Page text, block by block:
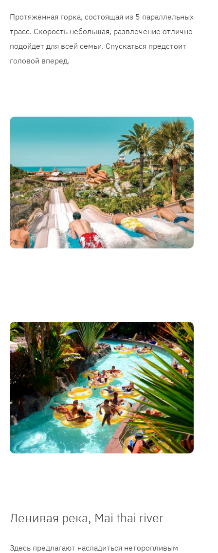
Протяженная горка, состоящая из 5 параллельных
трасс. Скорость небольшая, развлечение отлично
подойдет для всей семьи. Спускаться предстоит
головой вперед.
Ленивая река, Mai thai river
Здесь предлагают насладиться неторопливым